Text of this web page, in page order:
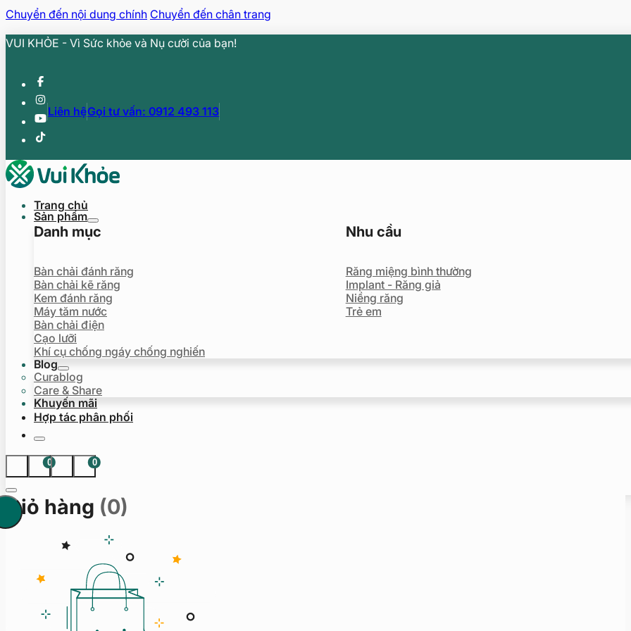
Chuyển đến nội dung chính Chuyển đến chân trang
VUI KHỎE - Vì Sức khỏe và Nụ cười của bạn!
Liên hệGọi tư vấn: 0912 493 113
Trang chủ
Sản phẩm
Danh mục
Bàn chải đánh răng
Bàn chải kẽ răng
Kem đánh răng
Máy tăm nước
Bàn chải điện
Cạo lưỡi
Khí cụ chống ngáy chống nghiến
Nhu cầu
Răng miệng bình thường
Implant - Răng giả
Niềng răng
Trẻ em
Blog
Curablog
Care & Share
Khuyến mãi
Hợp tác phân phối
0 0
Giỏ hàng (0)